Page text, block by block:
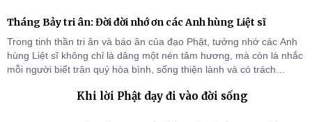
Tháng Bảy tri ân: Đời đời nhớ ơn các Anh hùng Liệt sĩ
Trong tinh thần tri ân và báo ân của đạo Phật, tưởng nhớ các Anh
hùng Liệt sĩ không chỉ là dâng một nén tâm hương, mà còn là nhắc
mỗi người biết trân quý hòa bình, sống thiện lành và có trách
Khi lời Phật dạy đi vào đời sống